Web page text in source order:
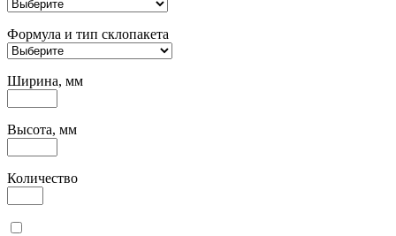
Формула и тип склопакета
Ширина, мм
Высота, мм
Количество